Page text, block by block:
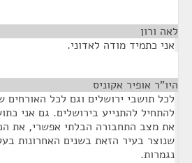
לאה ורון
אני כתמיד מודה לאדוני.
היו"ר אופיר אקוניס
לכל תושבי ירושלים וגם לכל האורחים
להתחיל להתנייע בירושלים. גם אני
את מצב התחבורה הבלתי אפשרי, את
שנוצר בעיר הזאת בשנים האחרונות
נגמרות.